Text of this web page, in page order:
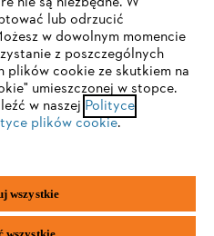
prawne Cookies
w Sadach, 62-080 Tarnowo
jeszcze nie obsługujemy. W
naszej strony zalecamy
przeglądarek:
Chrome
lub odrzucić
w dowolnym momencie
z poszczególnych
cookie ze skutkiem na
umieszczonej w stopce.
w naszej Polityce
plików cookie.
wszystkie